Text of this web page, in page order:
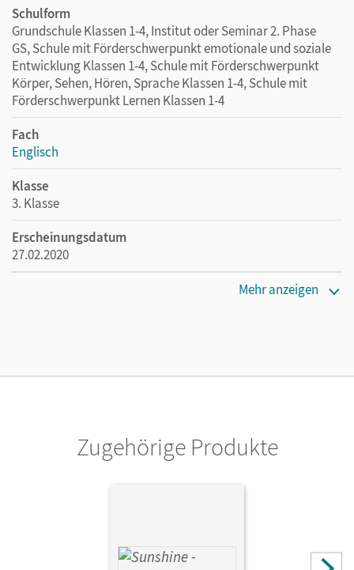
Schulform
Grundschule Klassen 1-4, Institut oder Seminar 2. Phase
GS, Schule mit Förderschwerpunkt emotionale und soziale
Entwicklung Klassen 1-4, Schule mit Förderschwerpunkt
Körper, Sehen, Hören, Sprache Klassen 1-4, Schule mit
Förderschwerpunkt Lernen Klassen 1-4
Fach
Englisch
Klasse
3. Klasse
Erscheinungsdatum
27.02.2020
Mehr anzeigen
Zugehörige Produkte